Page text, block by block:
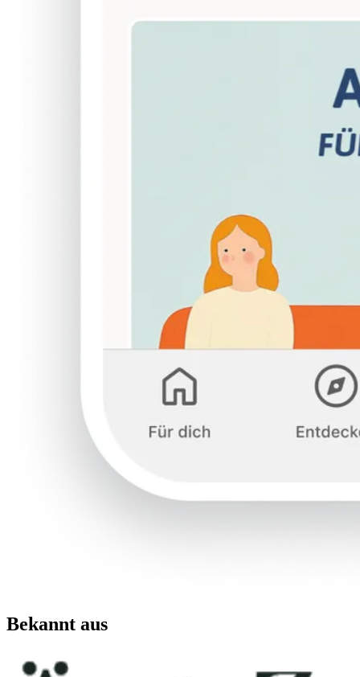
Bekannt aus